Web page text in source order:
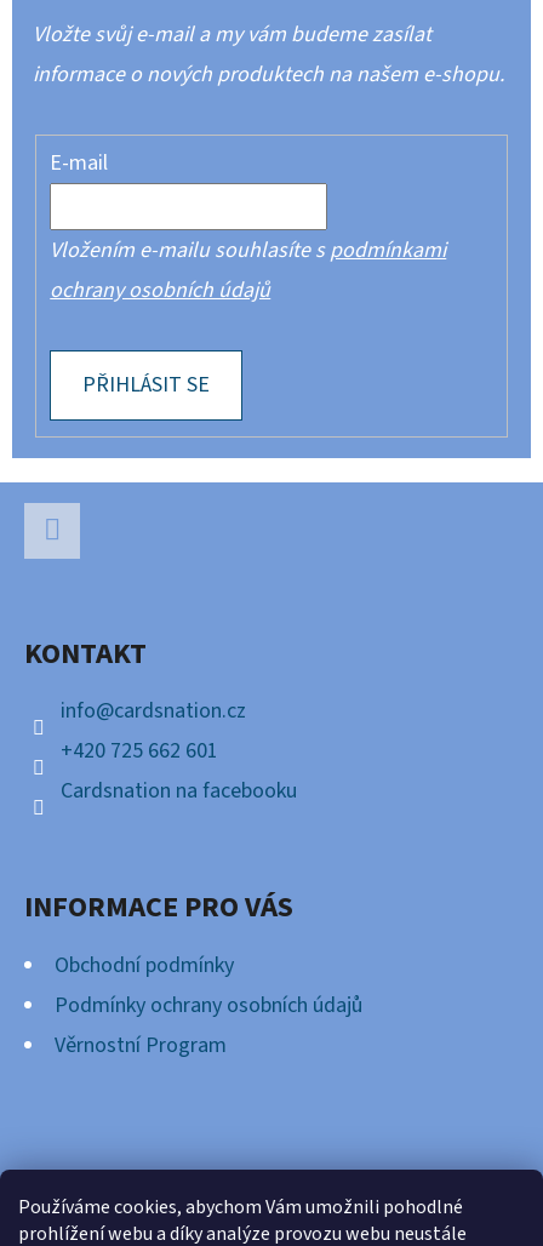
Používáme cookies, abychom Vám umožnili pohodlné
prohlížení webu a díky analýze provozu webu neustále
Vložte svůj e-mail a my vám budeme zasílat
informace o nových produktech na našem e-shopu.
E-mail
Vložením e-mailu souhlasíte spodmínkami
ochrany osobních údajů
PŘIHLÁSIT SE
KONTAKT
info@cardsnation.cz
+420 725 662 601
Cardsnation na facebooku
INFORMACE PRO VÁS
Obchodní podmínky
Podmínky ochrany osobních údajů
Věrnostní Program
FACEBOOK